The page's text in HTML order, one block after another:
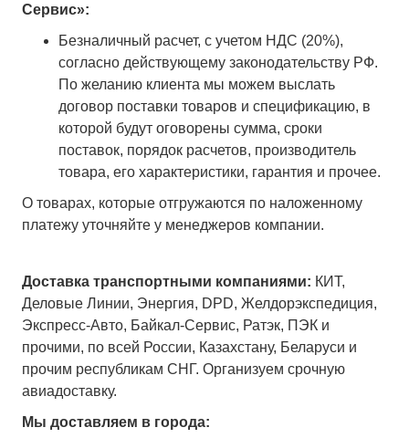
Сервис»:
Безналичный расчет, с учетом НДС (20%),
согласно действующему законодательству РФ.
По желанию клиента мы можем выслать
договор поставки товаров и спецификацию, в
которой будут оговорены сумма, сроки
поставок, порядок расчетов, производитель
товара, его характеристики, гарантия и прочее.
О товарах, которые отгружаются по наложенному
платежу уточняйте у менеджеров компании.
Доставка транспортными компаниями: КИТ,
Деловые Линии, Энергия, DPD, Желдорэкспедиция,
Экспресс-Авто, Байкал-Сервис, Ратэк, ПЭК и
прочими, по всей России, Казахстану, Беларуси и
прочим республикам СНГ. Организуем срочную
авиадоставку.
Мы доставляем в города: